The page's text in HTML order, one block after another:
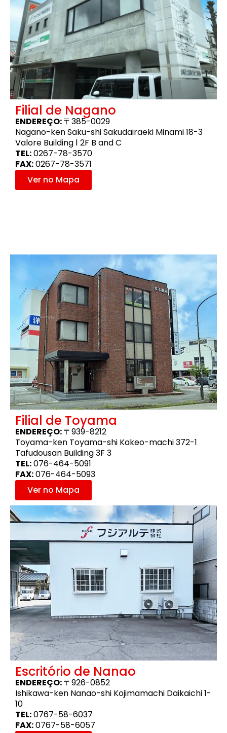
Filial de Nagano
ENDEREÇO:〒385-0029
Nagano-ken Saku-shi Sakudairaeki Minami 18-3
Valore Building Ⅰ 2F B and C
TEL:0267-78-3570
FAX:0267-78-3571
Ver no Mapa
Filial de Toyama
ENDEREÇO:〒939-8212
Toyama-ken Toyama-shi Kakeo-machi 372-1
Tafudousan Building 3F 3
TEL:076-464-5091
FAX:076-464-5093
Ver no Mapa
Escritório de Nanao
ENDEREÇO:〒926-0852
Ishikawa-ken Nanao-shi Kojimamachi Daikaichi 1-
10
TEL:0767-58-6037
FAX:0767-58-6057